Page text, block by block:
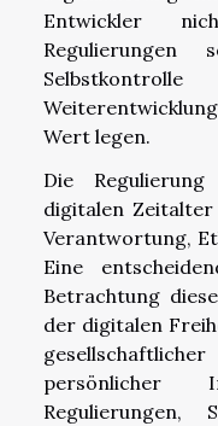
Entwickler
Wert legen.
Die
digitalen Zeitalter
Verantwortung,
Eine
Betrachtung
der digitalen
persönlicher
Regulierungen,